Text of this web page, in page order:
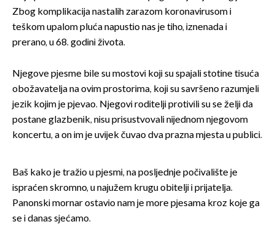
Zbog komplikacija nastalih zarazom koronavirusom i
teškom upalom pluća napustio nas je tiho, iznenada i
prerano, u 68. godini života.
Njegove pjesme bile su mostovi koji su spajali stotine tisuća
obožavatelja na ovim prostorima, koji su savršeno razumjeli
jezik kojim je pjevao. Njegovi roditelji protivili su se želji da
postane glazbenik, nisu prisustvovali nijednom njegovom
koncertu, a on im je uvijek čuvao dva prazna mjesta u publici.
Baš kako je tražio u pjesmi, na posljednje počivalište je
ispraćen skromno, u najužem krugu obitelji i prijatelja.
Panonski mornar ostavio nam je more pjesama kroz koje ga
se i danas sjećamo.